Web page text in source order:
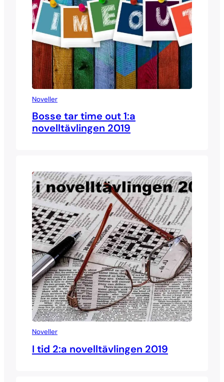
Noveller
Bosse tar time out 1:a
novelltävlingen 2019
Noveller
I tid 2:a novelltävlingen 2019